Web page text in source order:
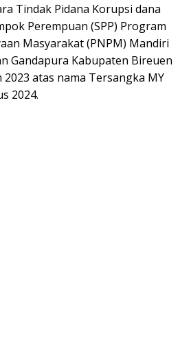
Tindak Pidana Korupsi dana
Perempuan (SPP) Program
Masyarakat (PNPM) Mandiri
Gandapura Kabupaten Bireuen
atas nama Tersangka MY
2024.